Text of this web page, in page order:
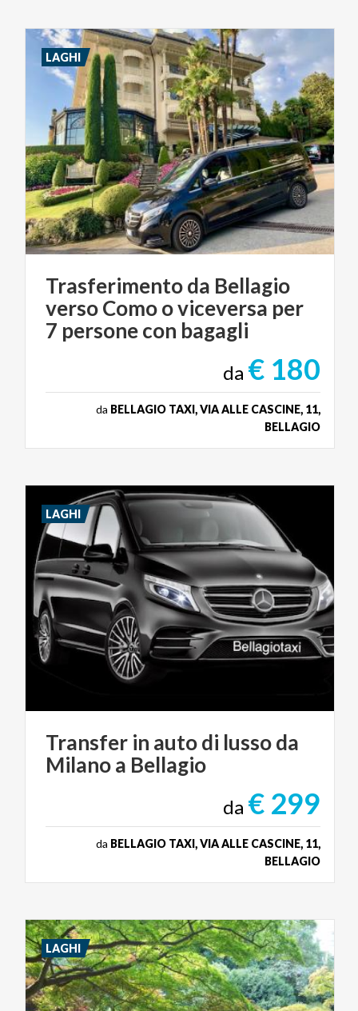
Trasferimento da Bellagio
verso Como o viceversa per
7 persone con bagagli
da € 180
da BELLAGIO TAXI, VIA ALLE CASCINE, 11,
BELLAGIO
LAGHI
Transfer in autodi lussoda
Milanoa Bellagio
da € 299
da BELLAGIO TAXI, VIA ALLE CASCINE, 11,
BELLAGIO
LAGHI
LAGHI